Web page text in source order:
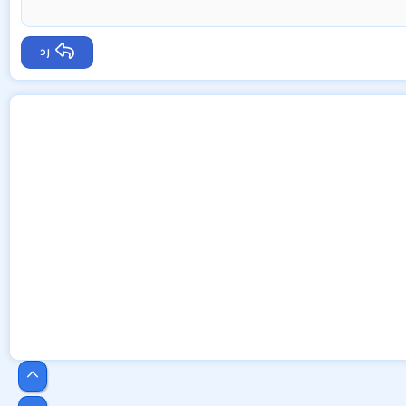
رد
أعلى